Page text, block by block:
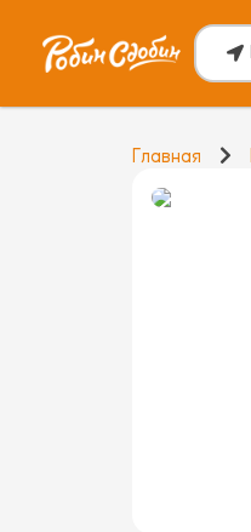
Главная